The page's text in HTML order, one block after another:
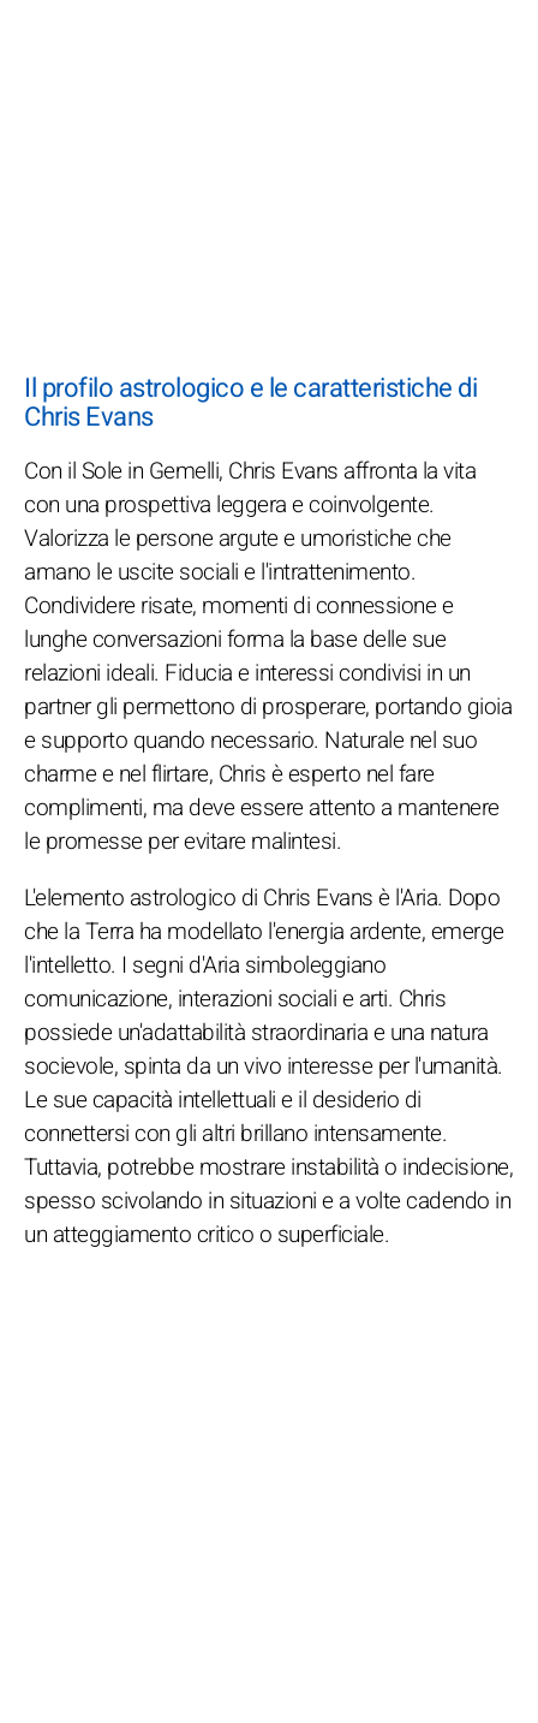
Il profilo astrologico e le caratteristiche di
Chris Evans
Con il Sole in Gemelli, Chris Evans affronta la vita
con una prospettiva leggera e coinvolgente.
Valorizza le persone argute e umoristiche che
amano le uscite sociali e l'intrattenimento.
Condividere risate, momenti di connessione e
lunghe conversazioni forma la base delle sue
relazioni ideali. Fiducia e interessi condivisi in un
partner gli permettono di prosperare, portando gioia
e supporto quando necessario. Naturale nel suo
charme e nel flirtare, Chris è esperto nel fare
complimenti, ma deve essere attento a mantenere
le promesse per evitare malintesi.
L'elemento astrologico di Chris Evans è l'Aria. Dopo
che la Terra ha modellato l'energia ardente, emerge
l'intelletto. I segni d'Aria simboleggiano
comunicazione, interazioni sociali e arti. Chris
possiede un'adattabilità straordinaria e una natura
socievole, spinta da un vivo interesse per l'umanità.
Le sue capacità intellettuali e il desiderio di
connettersi con gli altri brillano intensamente.
Tuttavia, potrebbe mostrare instabilità o indecisione,
spesso scivolando in situazioni e a volte cadendo in
un atteggiamento critico o superficiale.